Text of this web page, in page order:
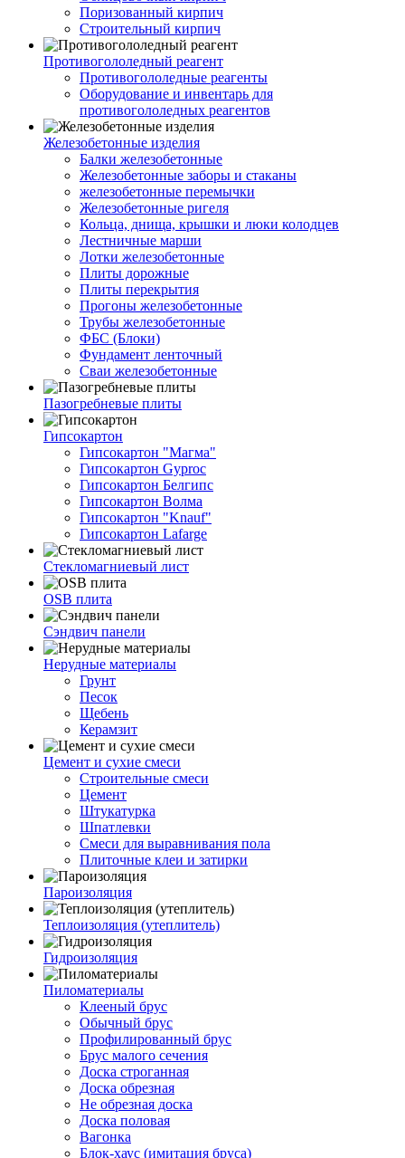
Поризованный кирпич
Строительный кирпич
Противогололедный реагент
Противогололедные реагенты
Оборудование и инвентарь для
противогололедных реагентов
Железобетонные изделия
Балки железобетонные
Железобетонные заборы и стаканы
железобетонные перемычки
Железобетонные ригеля
Кольца, днища, крышки и люки колодцев
Лестничные марши
Лотки железобетонные
Плиты дорожные
Плиты перекрытия
Прогоны железобетонные
Трубы железобетонные
ФБС (Блоки)
Фундамент ленточный
Сваи железобетонные
Пазогребневые плиты
Гипсокартон
Гипсокартон "Магма"
Гипсокартон Gyproc
Гипсокартон Белгипс
Гипсокартон Волма
Гипсокартон "Knauf"
Гипсокартон Lafarge
Стекломагниевый лист
OSB плита
Сэндвич панели
Нерудные материалы
Грунт
Песок
Щебень
Керамзит
Цемент и сухие смеси
Строительные смеси
Цемент
Штукатурка
Шпатлевки
Смеси для выравнивания пола
Плиточные клеи и затирки
Пароизоляция
Теплоизоляция (утеплитель)
Гидроизоляция
Пиломатериалы
Клееный брус
Обычный брус
Профилированный брус
Брус малого сечения
Доска строганная
Доска обрезная
Не обрезная доска
Доска половая
Вагонка
Блок-хаус (имитация бруса)